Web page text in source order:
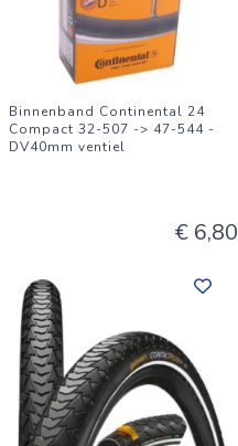
Binnenband Continental 24
Compact 32-507 -> 47-544 -
DV40mm ventiel
€ 6,80